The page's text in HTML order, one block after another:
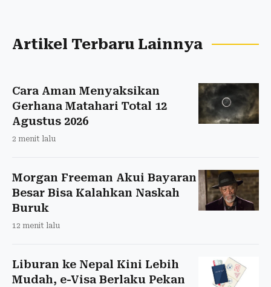
Artikel Terbaru Lainnya
Cara Aman Menyaksikan
Gerhana Matahari Total 12
Agustus 2026
2 menit lalu
Morgan Freeman Akui Bayaran
Besar Bisa Kalahkan Naskah
Buruk
12 menit lalu
Liburan ke Nepal Kini Lebih
Mudah, e-Visa Berlaku Pekan